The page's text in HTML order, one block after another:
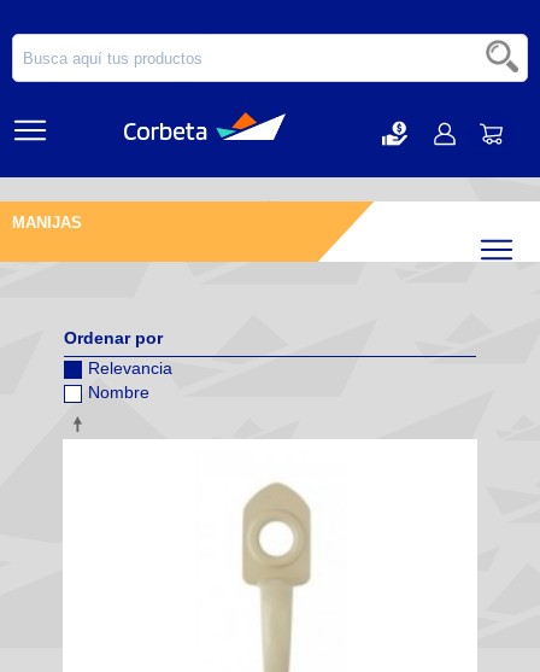
MANIJAS
Ordenar por
Relevancia
Nombre